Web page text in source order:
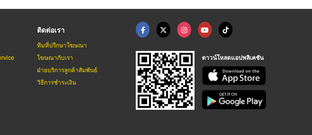
ติดต่อเรา
ทีมที่ปรึกษาโฆษณา
โฆษณากับเรา
ฝ่ายบริการลูกค้าสัมพันธ์
วิธีการชำระเงิน
ดาวน์โหลดแอปพลิเคชัน